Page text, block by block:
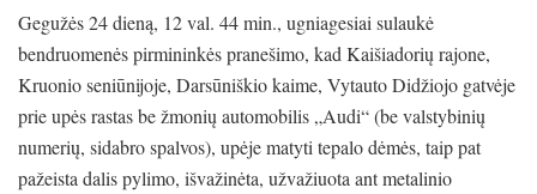
Gegužės 24 dieną, 12 val. 44 min., ugniagesiai sulaukė
bendruomenės pirmininkės pranešimo, kad Kaišiadorių rajone,
Kruonio seniūnijoje, Darsūniškio kaime, Vytauto Didžiojo gatvėje
prie upės rastas be žmonių automobilis „Audi“ (be valstybinių
numerių, sidabro spalvos), upėje matyti tepalo dėmės, taip pat
pažeista dalis pylimo, išvažinėta, užvažiuota ant metalinio